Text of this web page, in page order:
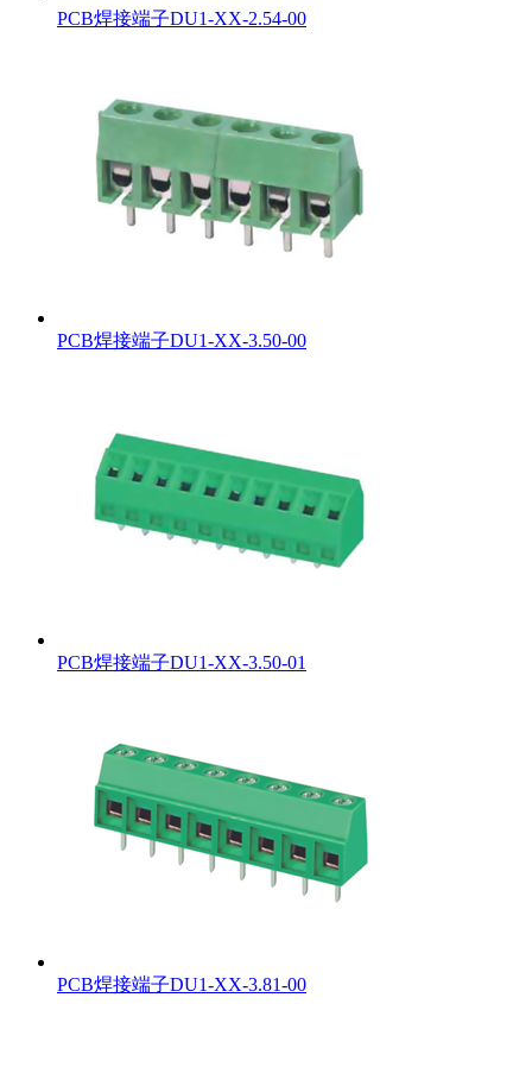
PCB焊接端子DU1-XX-2.54-00
PCB焊接端子DU1-XX-3.50-00
PCB焊接端子DU1-XX-3.50-01
PCB焊接端子DU1-XX-3.81-00